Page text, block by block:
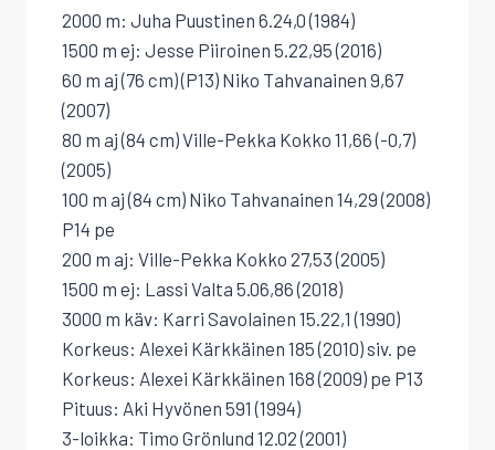
2000 m: Juha Puustinen 6.24,0 (1984)
1500 m ej: Jesse Piiroinen 5.22,95 (2016)
60 m aj (76 cm) (P13) Niko Tahvanainen 9,67
(2007)
80 m aj (84 cm) Ville-Pekka Kokko 11,66 (-0,7)
(2005)
100 m aj (84 cm) Niko Tahvanainen 14,29 (2008)
P14 pe
200 m aj: Ville-Pekka Kokko 27,53 (2005)
1500 m ej: Lassi Valta 5.06,86 (2018)
3000 m käv: Karri Savolainen 15.22,1 (1990)
Korkeus: Alexei Kärkkäinen 185 (2010) siv. pe
Korkeus: Alexei Kärkkäinen 168 (2009) pe P13
Pituus: Aki Hyvönen 591 (1994)
3-loikka: Timo Grönlund 12.02 (2001)